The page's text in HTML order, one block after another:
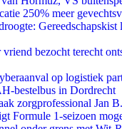
250% meer
Gereedschapskist
bezocht terecht
op logistiek
bestelbus in Dordrecht
zorgprofessional Jan
Formule 1-seizoen